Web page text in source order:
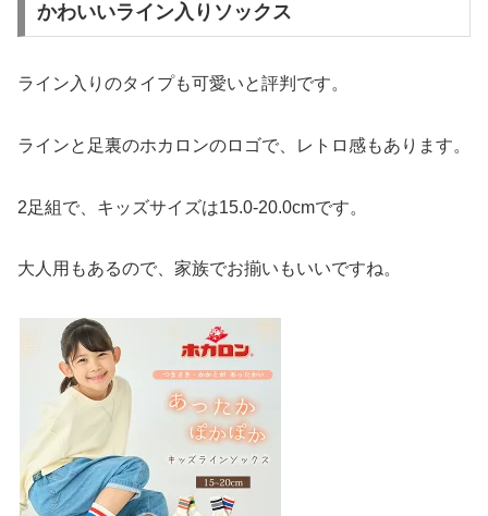
かわいいライン入りソックス
ライン入りのタイプも可愛いと評判です。
ラインと足裏のホカロンのロゴで、レトロ感もあります。
2足組で、キッズサイズは15.0-20.0cmです。
大人用もあるので、家族でお揃いもいいですね。